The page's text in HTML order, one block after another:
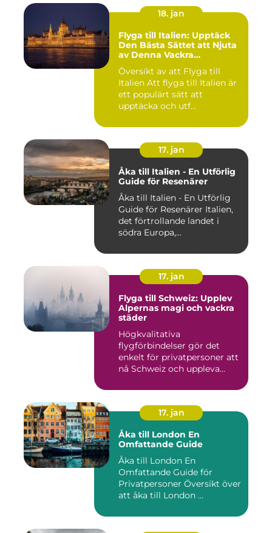
18. jan
Flyga till Italien: Upptäck
Den Bästa Sättet att Njuta
av Denna Vackra
Destination
Översikt av att Flyga till
Italien Att flyga till Italien är
ett populärt sätt att
upptäcka och utf...
17. jan
Åka till Italien - En Utförlig
Guide för Resenärer
Åka till Italien - En Utförlig
Guide för Resenärer Italien,
det förtrollande landet i
södra Europa,...
17. jan
Flyga till Schweiz: Upplev
Alpernas magi och vackra
städer
Högkvalitativa
flygförbindelser gör det
enkelt för privatpersoner att
nå Schweiz och uppleva
17. jan
Åka till London En
Omfattande Guide
Åka till London En
Omfattande Guide för
Privatpersoner Översikt över
att åka till London ...